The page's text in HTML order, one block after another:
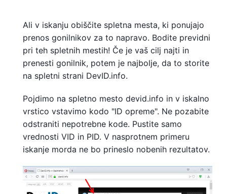
Ali v iskanju obiščite spletna mesta, ki ponujajo
prenos gonilnikov za to napravo. Bodite previdni
pri teh spletnih mestih! Če je vaš cilj najti in
prenesti gonilnik, potem je najbolje, da to storite
na spletni strani DevID.info.
Pojdimo na spletno mesto devid.info in v iskalno
vrstico vstavimo kodo "ID opreme". Ne pozabite
odstraniti nepotrebne kode. Pustite samo
vrednosti VID in PID. V nasprotnem primeru
iskanje morda ne bo prineslo nobenih rezultatov.